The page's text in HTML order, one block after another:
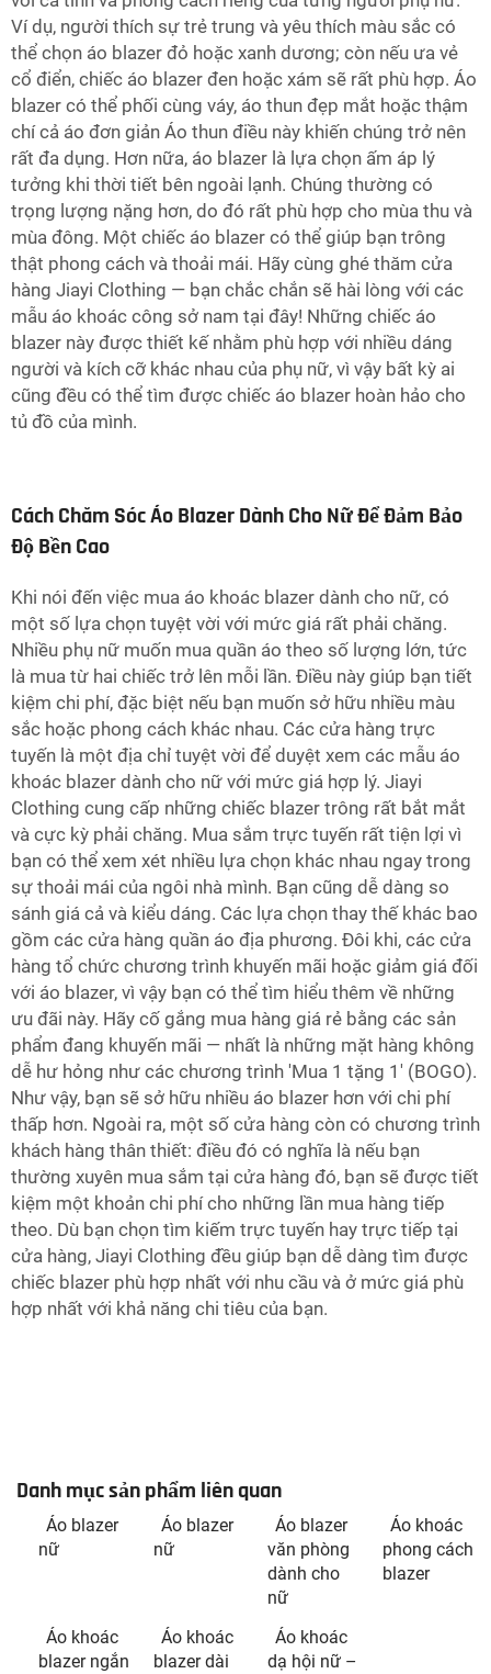
Ví dụ, người thích sự trẻ trung và yêu thích màu sắc có
thể chọn áo blazer đỏ hoặc xanh dương; còn nếu ưa vẻ
cổ điển, chiếc áo blazer đen hoặc xám sẽ rất phù hợp. Áo
blazer có thể phối cùng váy, áo thun đẹp mắt hoặc thậm
chí cả áo đơn giản Áo thun điều này khiến chúng trở nên
rất đa dụng. Hơn nữa, áo blazer là lựa chọn ấm áp lý
tưởng khi thời tiết bên ngoài lạnh. Chúng thường có
trọng lượng nặng hơn, do đó rất phù hợp cho mùa thu và
mùa đông. Một chiếc áo blazer có thể giúp bạn trông
thật phong cách và thoải mái. Hãy cùng ghé thăm cửa
hàng Jiayi Clothing — bạn chắc chắn sẽ hài lòng với các
mẫu áo khoác công sở nam tại đây! Những chiếc áo
blazer này được thiết kế nhằm phù hợp với nhiều dáng
người và kích cỡ khác nhau của phụ nữ, vì vậy bất kỳ ai
cũng đều có thể tìm được chiếc áo blazer hoàn hảo cho
tủ đồ của mình.
Cách Chăm Sóc Áo Blazer Dành Cho Nữ Để Đảm Bảo
Độ Bền Cao
Khi nói đến việc mua áo khoác blazer dành cho nữ, có
một số lựa chọn tuyệt vời với mức giá rất phải chăng.
Nhiều phụ nữ muốn mua quần áo theo số lượng lớn, tức
là mua từ hai chiếc trở lên mỗi lần. Điều này giúp bạn tiết
kiệm chi phí, đặc biệt nếu bạn muốn sở hữu nhiều màu
sắc hoặc phong cách khác nhau. Các cửa hàng trực
tuyến là một địa chỉ tuyệt vời để duyệt xem các mẫu áo
khoác blazer dành cho nữ với mức giá hợp lý. Jiayi
Clothing cung cấp những chiếc blazer trông rất bắt mắt
và cực kỳ phải chăng. Mua sắm trực tuyến rất tiện lợi vì
bạn có thể xem xét nhiều lựa chọn khác nhau ngay trong
sự thoải mái của ngôi nhà mình. Bạn cũng dễ dàng so
sánh giá cả và kiểu dáng. Các lựa chọn thay thế khác bao
gồm các cửa hàng quần áo địa phương. Đôi khi, các cửa
hàng tổ chức chương trình khuyến mãi hoặc giảm giá đối
với áo blazer, vì vậy bạn có thể tìm hiểu thêm về những
ưu đãi này. Hãy cố gắng mua hàng giá rẻ bằng các sản
phẩm đang khuyến mãi — nhất là những mặt hàng không
dễ hư hỏng như các chương trình 'Mua 1 tặng 1' (BOGO).
Như vậy, bạn sẽ sở hữu nhiều áo blazer hơn với chi phí
thấp hơn. Ngoài ra, một số cửa hàng còn có chương trình
khách hàng thân thiết: điều đó có nghĩa là nếu bạn
thường xuyên mua sắm tại cửa hàng đó, bạn sẽ được tiết
kiệm một khoản chi phí cho những lần mua hàng tiếp
theo. Dù bạn chọn tìm kiếm trực tuyến hay trực tiếp tại
cửa hàng, Jiayi Clothing đều giúp bạn dễ dàng tìm được
chiếc blazer phù hợp nhất với nhu cầu và ở mức giá phù
hợp nhất với khả năng chi tiêu của bạn.
Danh mục sản phẩm liên quan
Áo blazer
nữ
Áo blazer
nữ
Áo blazer
văn phòng
dành cho
nữ
Áo khoác
phong cách
blazer
Áo khoác
blazer ngắn
Áo khoác
blazer dài
Áo khoác
dạ hội nữ –